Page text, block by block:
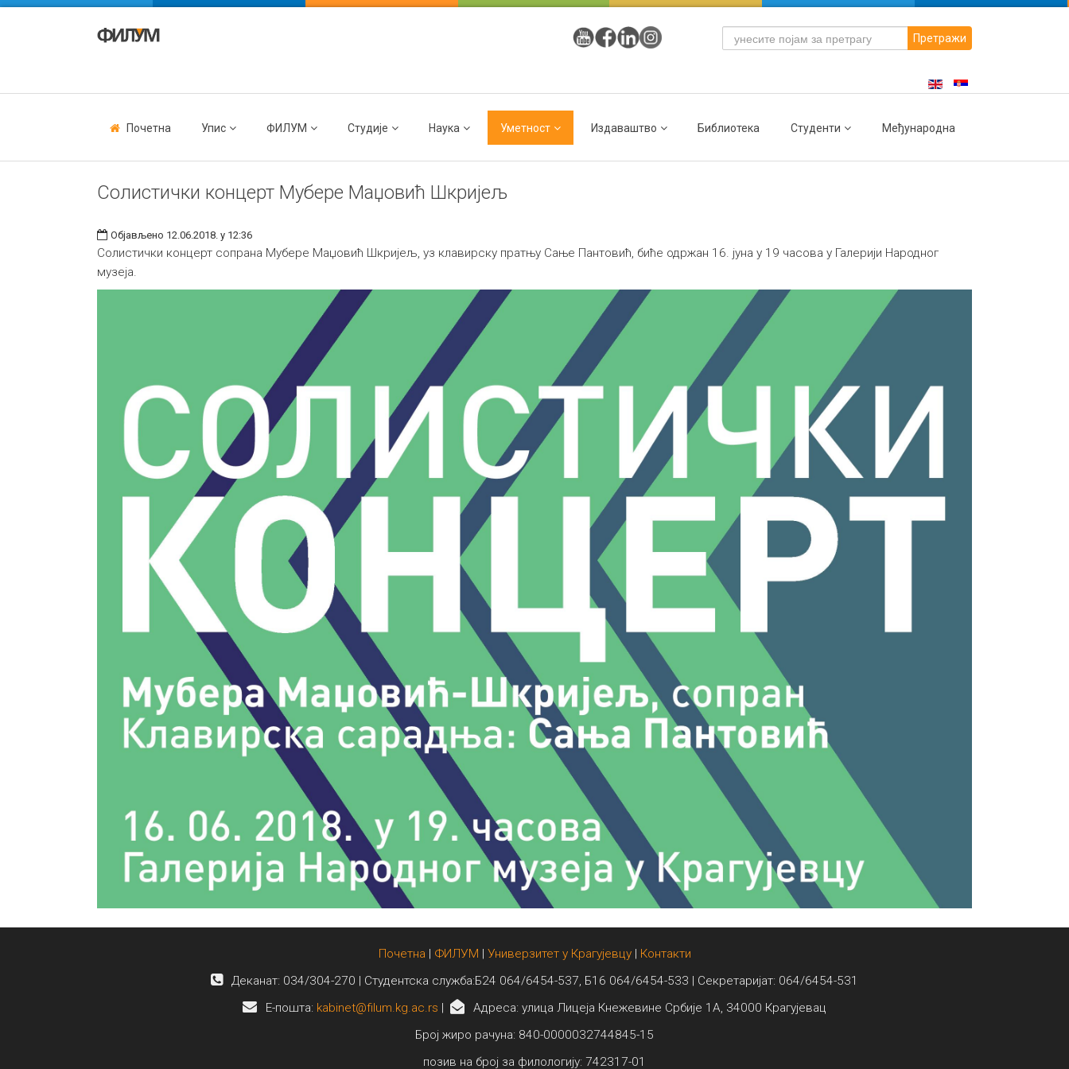
Претражи
Почетна Упис ФИЛУМ Студије Наука Уметност Издаваштво Библиотека Студенти Међународна
Солистички концерт Мубере Маџовић Шкријељ
Објављено 12.06.2018. у 12:36
Солистички концерт сопрана Мубере Маџовић Шкријељ, уз клавирску пратњу Сање Пантовић, биће одржан 16. јуна у 19 часова у Галерији Народног
музеја.
Почетна | ФИЛУМ | Универзитет у Крагујевцу| Контакти
Деканат: 034/304-270 | Студентска служба:Б24 064/6454-537, Б16 064/6454-533 | Секретаријат: 064/6454-531
E-пошта: kabinet@filum.kg.ac.rs |
Адреса: улица Лицеја Кнежевине Србије 1А, 34000 Крагујевац
Број жиро рачуна: 840-0000032744845-15
позив на број за филологију: 742317-01